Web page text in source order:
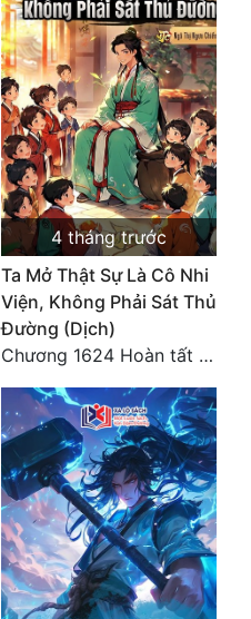
4 tháng trước
Ta Mở Thật Sự Là Cô Nhi
Viện, Không Phải Sát Thủ
Đường (Dịch)
Chương 1624 Hoàn tất cảm nghĩ (2)